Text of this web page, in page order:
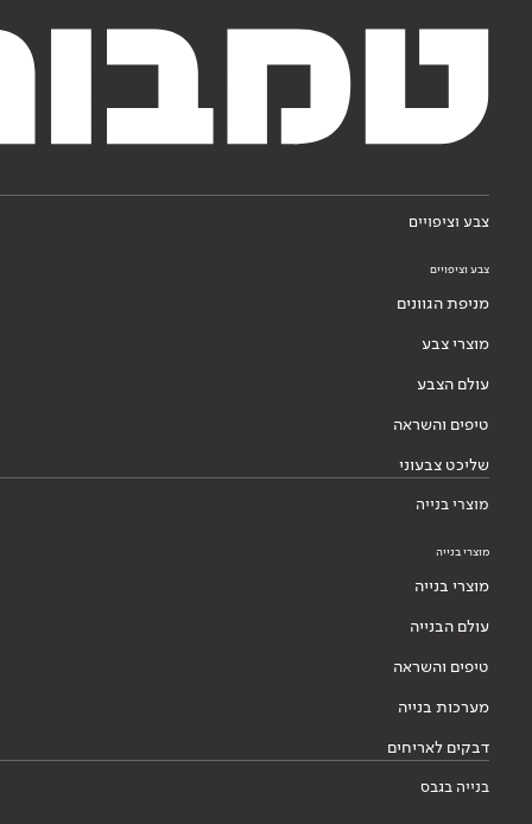
צבע וציפויים
צבע וציפויים
מניפת הגוונים
מוצרי צבע
עולם הצבע
טיפים והשראה
שליכט צבעוני
מוצרי בנייה
מוצרי בנייה
מוצרי בנייה
עולם הבנייה
טיפים והשראה
מערכות בנייה
דבקים לאריחים
בנייה בגבס